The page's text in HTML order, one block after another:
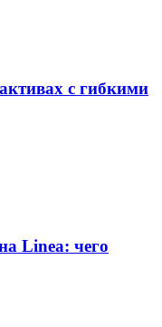
с гибкими
Linea: чего